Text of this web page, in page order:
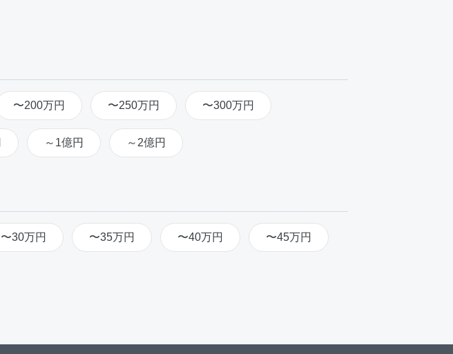
〜200万円 〜250万円 〜300万円
～1億円 ～2億円
〜30万円 〜35万円 〜40万円 〜45万円